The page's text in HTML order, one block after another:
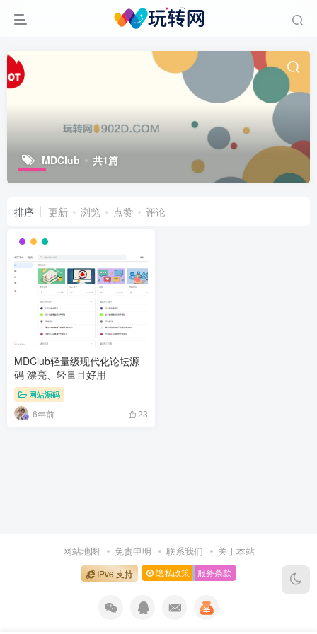
MDClub 共1篇
排序 更新 浏览 点赞 评论
MDClub轻量级现代化论坛源
码 漂亮、轻量且好用
网站源码
6年前 23
网站地图 免责申明 联系我们 关于本站
IPv6 支持 隐私政策 服务条款